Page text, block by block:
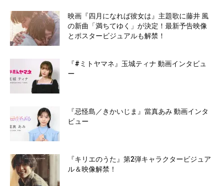
映画『四月になれば彼女は』主題歌に藤井 風
の新曲「満ちてゆく」が決定！最新予告映像
とポスタービジュアルも解禁！
『#ミトヤマネ』玉城ティナ 動画インタビュ
ー
『忌怪島／きかいじま』當真あみ 動画インタ
ビュー
『キリエのうた』第2弾キャラクタービジュア
ル＆映像解禁！